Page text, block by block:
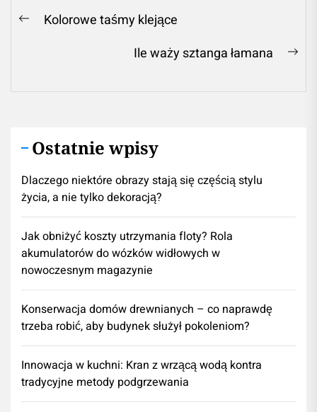
Nawigacja
Previous
Kolorowe taśmy klejące
Ile waży sztanga łamana
Ostatnie wpisy
Dlaczego niektóre obrazy stają się częścią stylu
życia, a nie tylko dekoracją?
Jak obniżyć koszty utrzymania floty? Rola
akumulatorów do wózków widłowych w
nowoczesnym magazynie
Konserwacja domów drewnianych – co naprawdę
trzeba robić, aby budynek służył pokoleniom?
Innowacja w kuchni: Kran z wrzącą wodą kontra
tradycyjne metody podgrzewania